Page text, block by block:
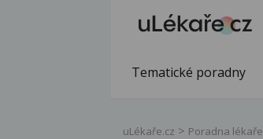
Tematické poradny
uLékaře.cz Poradna lékaře